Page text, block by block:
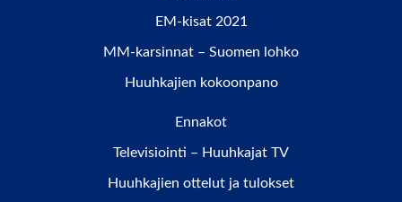
EM-kisat 2021
MM-karsinnat – Suomen lohko
Huuhkajien kokoonpano
Ennakot
Televisiointi – Huuhkajat TV
Huuhkajien ottelut ja tulokset